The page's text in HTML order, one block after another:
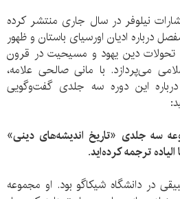
نیلوفر در سال جاری منتشر کرده
درباره ادیان اورسیای باستان و ظهور
تحولات دین یهود و مسیحیت در قرون
می‌پردازد. با مانی صالحی علامه،
درباره این دوره سه جلدی گفت‌وگویی
سه جلدی «تاریخ اندیشه‌های دینی»
ترجمه کرده‌اید.
در دانشگاه شیکاگو بود. او مجموعه